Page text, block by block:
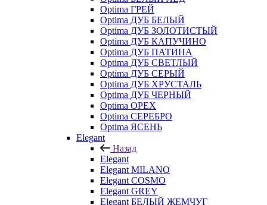
Optima ГРЕЙ
Optima ДУБ БЕЛЫЙ
Optima ДУБ ЗОЛОТИСТЫЙ
Optima ДУБ КАПУЧИНО
Optima ДУБ ПАТИНА
Optima ДУБ СВЕТЛЫЙ
Optima ДУБ СЕРЫЙ
Optima ДУБ ХРУСТАЛЬ
Optima ДУБ ЧЕРНЫЙ
Optima ОРЕХ
Optima СЕРЕБРО
Optima ЯСЕНЬ
Elegant
Назад
Elegant
Elegant MILANO
Elegant COSMO
Elegant GREY
Elegant БЕЛЫЙ ЖЕМЧУГ